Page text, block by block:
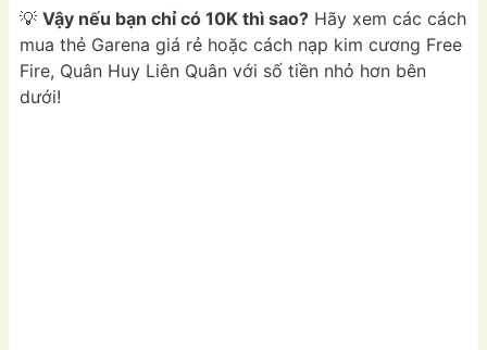
💡 Vậy nếu bạn chỉ có 10K thì sao? Hãy xem các cách
mua thẻ Garena giá rẻ hoặc cách nạp kim cương Free
Fire, Quân Huy Liên Quân với số tiền nhỏ hơn bên
dưới!